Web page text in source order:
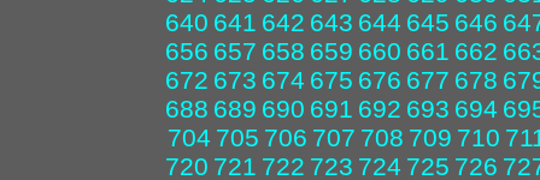
640 641 642 643 644 645 646
656 657 658 659 660 661 662
672 673 674 675 676 677 678
688 689 690 691 692 693 694
704 705 706 707 708 709 710
720 721 722 723 724 725 726